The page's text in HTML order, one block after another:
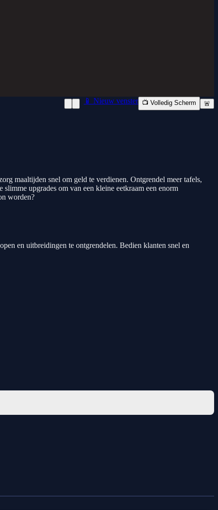
📱 Nieuw venster 📺 Volledig Scherm 🚨
maaltijden snel om geld te verdienen. Ontgrendel meer tafels,
upgrades om van een kleine eetkraam een enorm
worden?
en uitbreidingen te ontgrendelen. Bedien klanten snel en